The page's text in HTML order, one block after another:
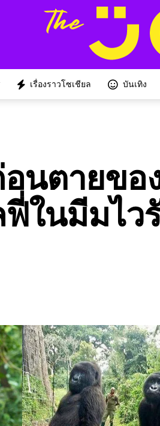
เรื่องราวโซเชียล บันเทิง
นตายขอ
ในมีมไว